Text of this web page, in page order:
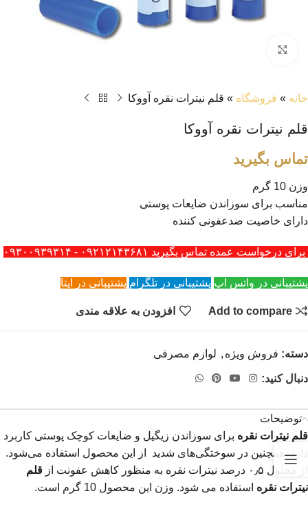
خانه » فروشگاه » قلم نیترات نقره آووکا
قلم نیترات نقره آووکا
تماس بگیرید
وزن 10 گرم
مناسب برای سوزاندن ضایعات پوستی
دارای خاصیت ضدعفونی کننده
برای درخواست عمده تماس بگیرید ۰۹۲۱۲۱۴۳۶۸۱ - ۰۹۳۰۰۹۳۹۳۱۴
پشتیبانی در واتس اپ پشتیبانی در تلگرام پشتیبانی در ایتا
Add to compare افزودن به علاقه مندی
دسته: فروش ویژه , لوازم مصرفی
دنبال کنید:
توضیحات
قلم نیترات نقره برای سوزاندن زیگیل و ضایعات کوچک پوستی کاربرد
دارد. همچنین در سوختگی‌های شدید از این محصول استفاده می‌شود.
از محلول ۰٫۵ درصد نیترات نقره به منظور کاهش عفونت از
قلم
نیترات نقره استفاده می شود. وزن این محصول 10 گرم است.